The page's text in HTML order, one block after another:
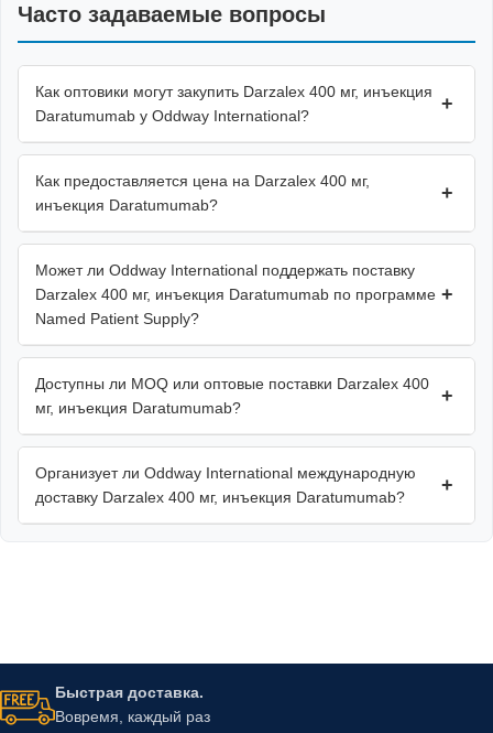
Часто задаваемые вопросы
Как оптовики могут закупить Darzalex 400 мг, инъекция
Daratumumab у Oddway International?
+
Как предоставляется цена на Darzalex 400 мг,
инъекция Daratumumab?
+
Может ли Oddway International поддержать поставку
Darzalex 400 мг, инъекция Daratumumab по программе
Named Patient Supply?
+
Доступны ли MOQ или оптовые поставки Darzalex 400
мг, инъекция Daratumumab?
+
Организует ли Oddway International международную
доставку Darzalex 400 мг, инъекция Daratumumab?
+
Быстрая доставка.
Вовремя, каждый раз